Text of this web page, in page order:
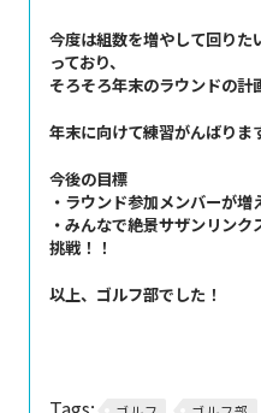
今度は組数を増やして回り
っており、
そろそろ年末のラウンドの計
年末に向けて練習がんばりま
今後の目標
・ラウンド参加メンバーが増
・みんなで絶景サザンリン
挑戦！！
以上、ゴルフ部でした！